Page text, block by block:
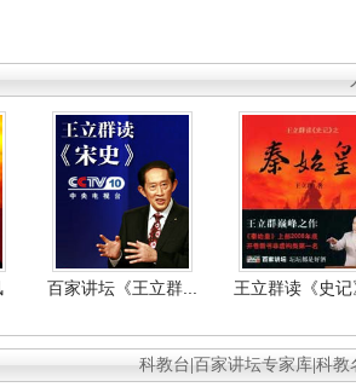
百家讲坛《王立群... 王立群读《史
科教台 百家讲坛专家库 科教